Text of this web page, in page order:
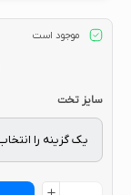
موجود است
سایز تخت